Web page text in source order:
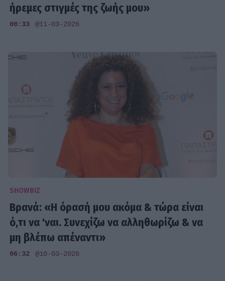
ήρεμες στιγμές της ζωής μου»
00:33 @11-03-2026
SHOWBIZ
Βρανά: «Η όρασή μου ακόμα & τώρα είναι
ό,τι να 'ναι. Συνεχίζω να αλληθωρίζω & να
μη βλέπω απέναντι»
06:32 @10-03-2026